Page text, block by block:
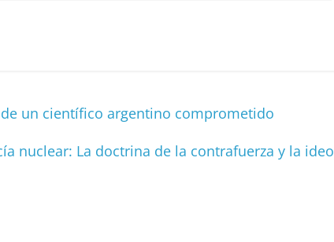
un científico argentino comprometido
nuclear: La doctrina de la contrafuerza y la ideo